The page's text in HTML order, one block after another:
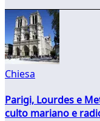
Chiesa
Parigi, Lourdes e
culto mariano e